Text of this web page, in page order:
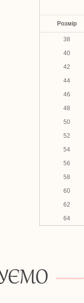
Розмір
38
40
42
44
46
48
50
52
54
56
58
60
62
64